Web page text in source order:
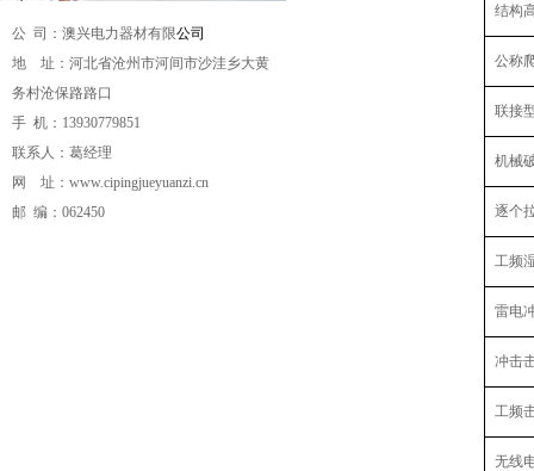
公 司：澳兴电力器材有限公司
地 址：河北省沧州市河间市沙洼乡大黄
务村沧保路路口
手 机： 13930779851
联系人：葛经理
网 址： www.cipingjueyuanzi.cn
邮 编：062450
结构
公称
联接
机械
逐个
工频
雷电
冲击
工频
无线